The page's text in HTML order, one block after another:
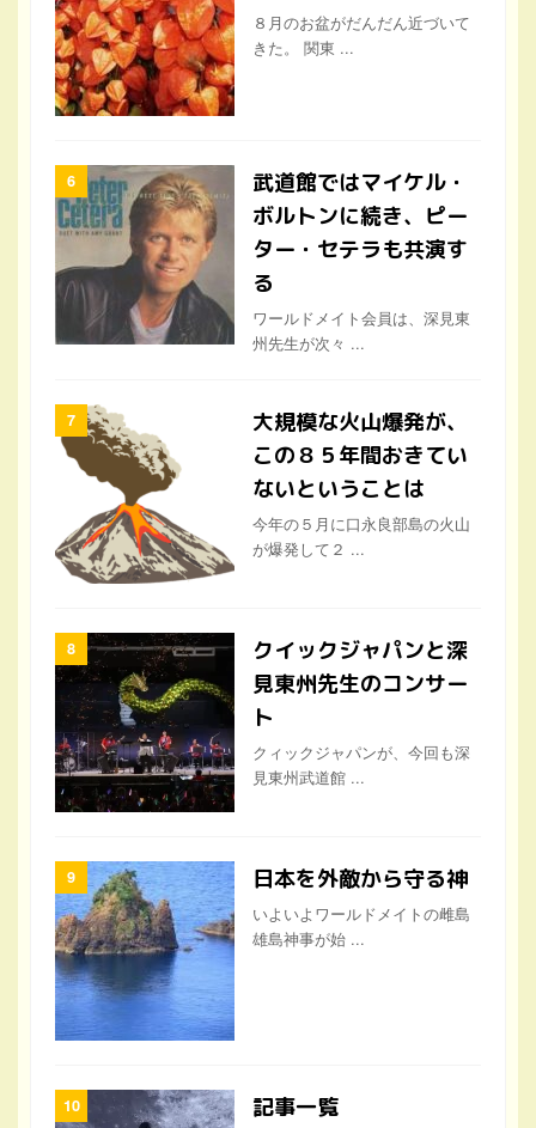
８月のお盆がだんだん近づいて
きた。 関東 ...
武道館ではマイケル・
ボルトンに続き、ピー
ター・セテラも共演す
る
ワールドメイト会員は、深見東
州先生が次々 ...
大規模な火山爆発が、
この８５年間おきてい
ないということは
今年の５月に口永良部島の火山
が爆発して２ ...
クイックジャパンと深
見東州先生のコンサー
ト
クィックジャパンが、今回も深
見東州武道館 ...
日本を外敵から守る神
いよいよワールドメイトの雌島
雄島神事が始 ...
記事一覧